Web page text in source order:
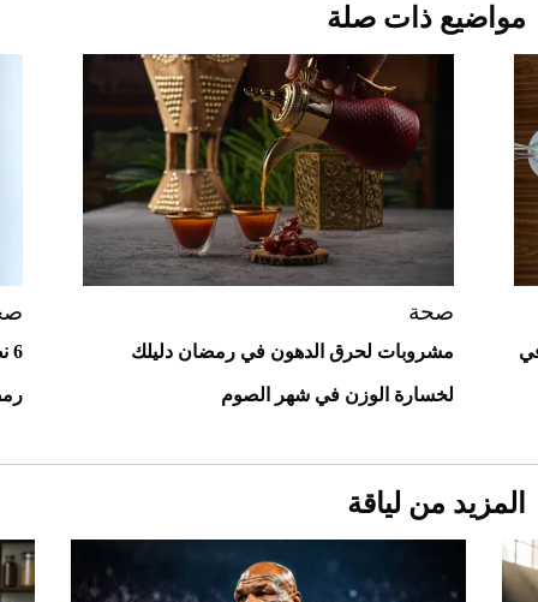
أغلى 10 عطور في العالم للرجال تمنحك فخامة
استثنائية
Comeback" في جدة (فيديو)
2026-07-25
"بوجاتي ميسترال" الاستثنائية للبيع في
مزاد مونتيري
2026-07-23
مواضيع ذات صلة
في
صحة
مشروبات لحرق الدهون في رمضان دليلك
لخسارة الوزن في شهر الصوم
6
المزيد من لياقة